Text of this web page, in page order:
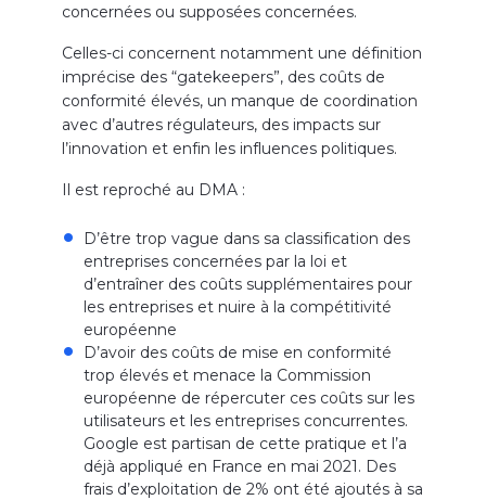
concernées ou supposées concernées.
Celles-ci concernent notamment une définition
imprécise des “gatekeepers”, des coûts de
conformité élevés, un manque de coordination
avec d’autres régulateurs, des impacts sur
l’innovation et enfin les influences politiques.
Il est reproché au DMA :
D’être trop vague dans sa classification des
entreprises concernées par la loi et
d’entraîner des coûts supplémentaires pour
les entreprises et nuire à la compétitivité
européenne
D’avoir des coûts de mise en conformité
trop élevés et menace la Commission
européenne de répercuter ces coûts sur les
utilisateurs et les entreprises concurrentes.
Google est partisan de cette pratique et l’a
déjà appliqué en France en mai 2021. Des
frais d’exploitation de 2% ont été ajoutés à sa